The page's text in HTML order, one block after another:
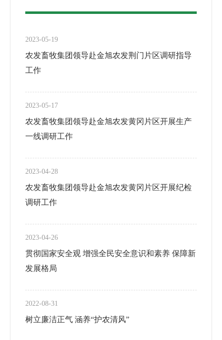
2023-05-19
农发畜牧集团领导赴金旭农发荆门片区调研指导
工作
2023-05-17
农发畜牧集团领导赴金旭农发黄冈片区开展生产
一线调研工作
2023-04-28
农发畜牧集团领导赴金旭农发黄冈片区开展纪检
调研工作
2023-04-26
贯彻国家安全观 增强全民安全意识和素养 保障新
发展格局
2022-08-31
树立廉洁正气 涵养“护农清风”